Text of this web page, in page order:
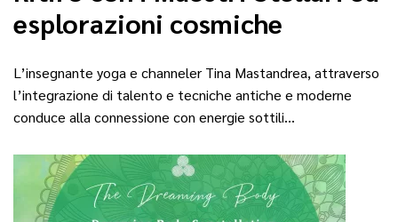
esplorazioni cosmiche
L’insegnante yoga e channeler Tina Mastandrea, attraverso
l’integrazione di talento e tecniche antiche e moderne
conduce alla connessione con energie sottili…